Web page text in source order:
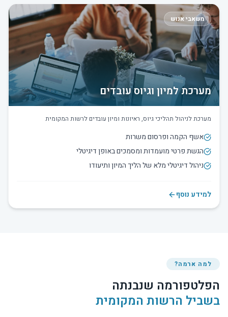
משאבי אנוש
מערכת למיון וגיוס עובדים
מערכת לניהול תהליכי גיוס, ראיונות ומיון עובדים לרשות המקומית
אשף הקמה ופרסום משרות
הגשת פרטי מועמדות ומסמכים באופן דיגיטלי
ניהול דיגיטלי מלא של הליך המיון ותיעודו
למידע נוסף
למה ארמה?
הפלטפורמה שנבנתה
בשביל הרשות המקומית